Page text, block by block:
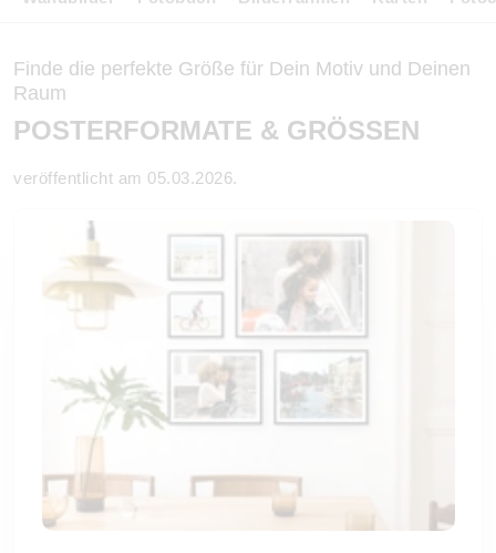
Finde die perfekte Größe für Dein Motiv und Deinen
Raum
POSTERFORMATE & GRÖSSEN
veröffentlicht am 05.03.2026.